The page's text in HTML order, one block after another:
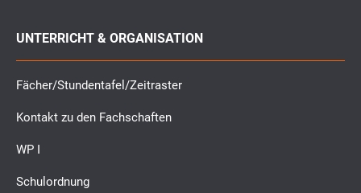
UNTERRICHT & ORGANISATION
Fächer/Stundentafel/Zeitraster
Kontakt zu den Fachschaften
WP I
Schulordnung